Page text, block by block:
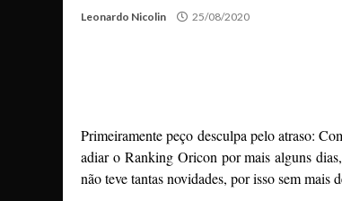
Leonardo Nicolin 25/08/2020
Primeiramente peço desculpa pelo atraso:
adiar o Ranking Oricon por mais alguns
não teve tantas novidades, por isso sem mais